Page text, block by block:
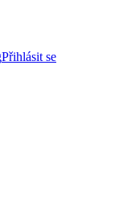
Přihlásit se